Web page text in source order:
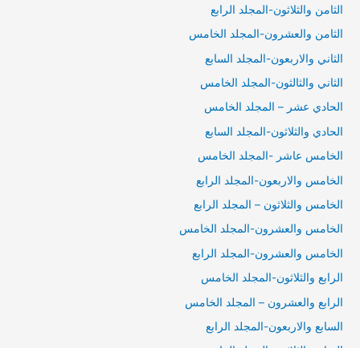
الثامن والثلاثون-المجلد الرابع
الثامن والعشرون-المجلد الخامس
الثاني والاربعون-المجلد السابع
الثاني والثالثون-المجلد الخامس
الحادي عشر – المجلد الخامس
الحادي والثلاثون-المجلد السابع
الخامس عاشر -المجلد الخامس
الخامس والاربعون-المجلد الرابع
الخامس والثلاثون – المجلد الرابع
الخامس والعشرون-المجلد الخامس
الخامس والعشرون-المجلد الرابع
الرابع والثلاثون-المجلد الخامس
الرابع والعشرون – المجلد الخامس
السابع والاربعون-المجلد الرابع